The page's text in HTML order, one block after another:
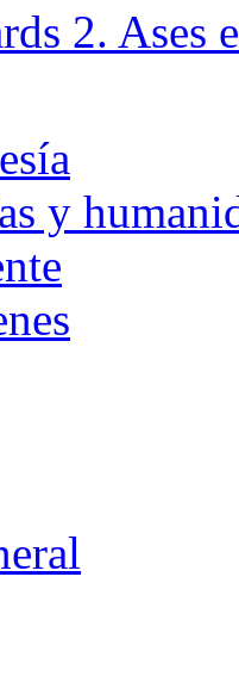
2. Ases
y